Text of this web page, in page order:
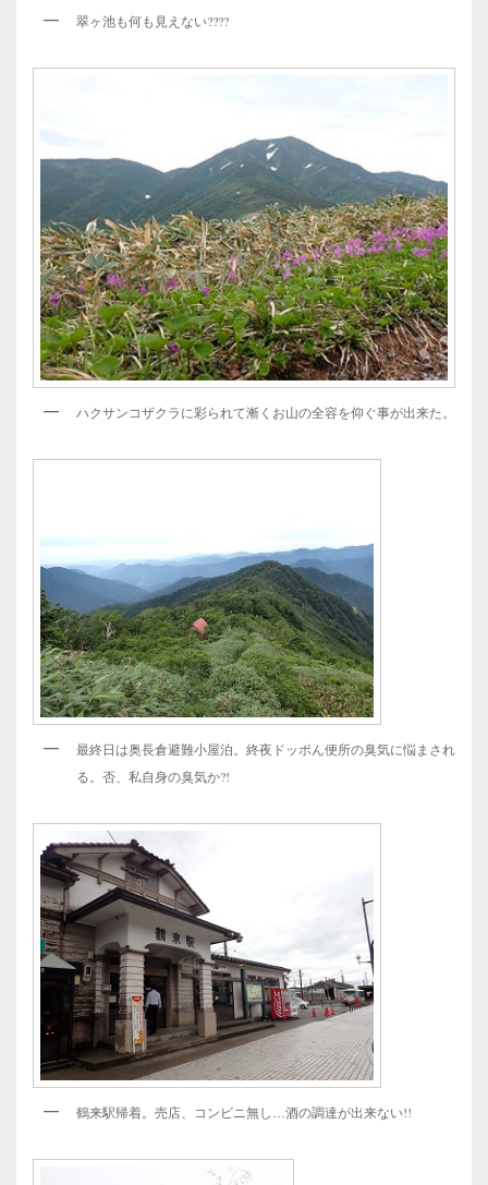
翠ヶ池も何も見えない????
ハクサンコザクラに彩られて漸くお山の全容を仰ぐ事が出来た。
最終日は奥長倉避難小屋泊。終夜ドッポん便所の臭気に悩まされ
る。否、私自身の臭気か?!
鶴来駅帰着。売店、コンビニ無し…酒の調達が出来ない!!